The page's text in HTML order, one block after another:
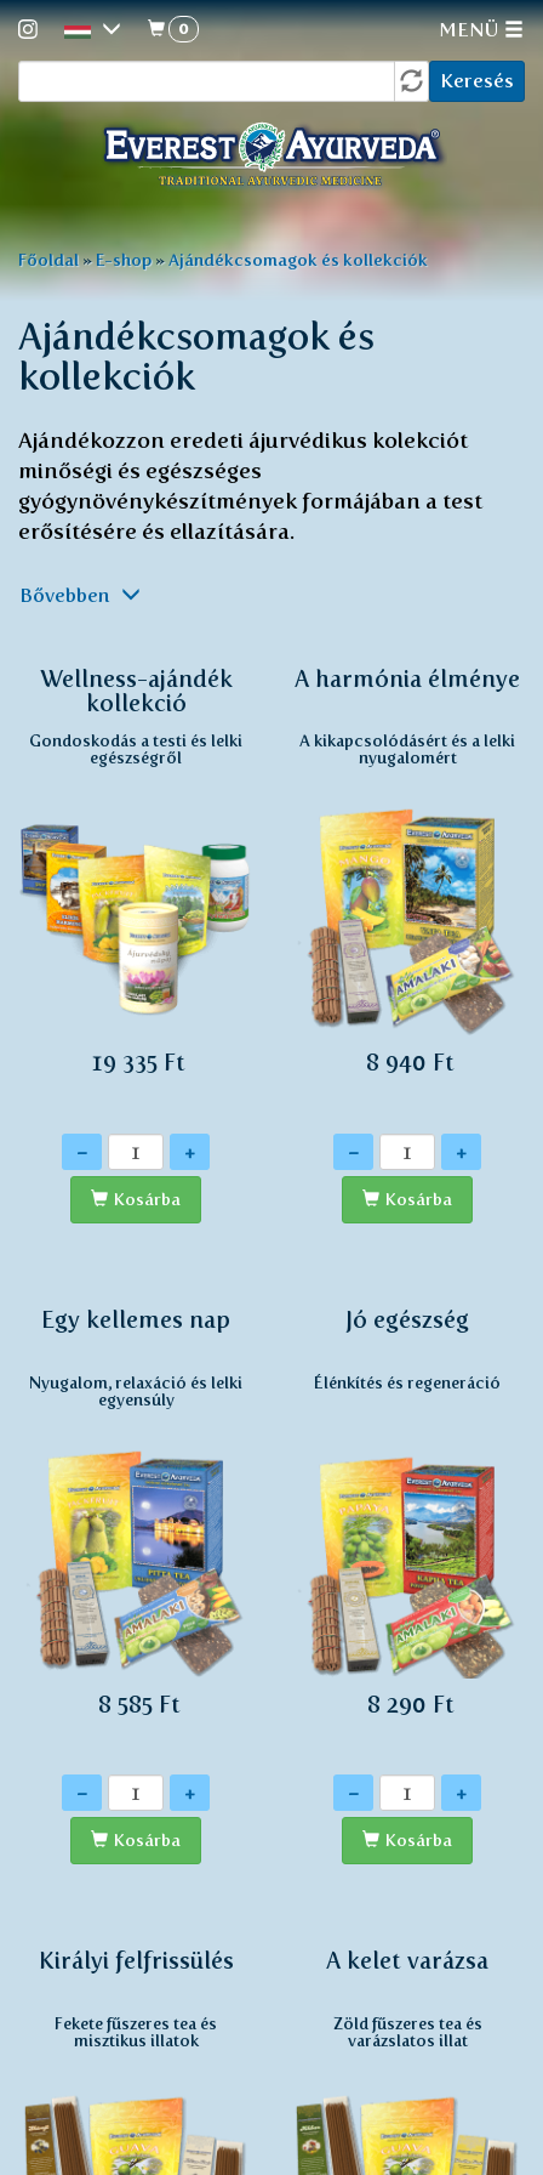
a űrlap
Keresés
0 MENÜ
Jelenlegi
hely
Főoldal»E-shop»Ajándékcsomagok és kollekciók
Ajándékcsomagok és
kollekciók
Ajándékozzon eredeti ájurvédikus kolekciót
minőségi és egészséges
gyógynövénykészítmények formájában a test
erősítésére és ellazítására.
Bővebben
Wellness-ajándék
kollekció
Gondoskodás a testi és lelki
egészségről
19 335 Ft
Mennyiség
- +
Kosárba
A harmónia élménye
A kikapcsolódásért és a lelki
nyugalomért
8 940 Ft
Mennyiség
- +
Kosárba
Egy kellemes nap
Nyugalom, relaxáció és lelki
egyensúly
8 585 Ft
Mennyiség
- +
Kosárba
Jó egészség
Élénkítés és regeneráció
8 290 Ft
Mennyiség
- +
Kosárba
Királyi felfrissülés
Fekete fűszeres tea és
misztikus illatok
A kelet varázsa
Zöld fűszeres tea és
varázslatos illat